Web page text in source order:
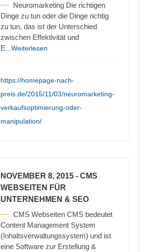
Neuromarketing Die richtigen
Dinge zu tun oder die Dinge richtig
zu tun, das ist der Unterschied
zwischen Effektivität und
E ...Weiterlesen
https://homepage-nach-
preis.de/2015/11/03/neuromarketing-
verkaufsoptimierung-oder-
manipulation/
NOVEMBER 8, 2015 - CMS
WEBSEITEN FÜR
UNTERNEHMEN & SEO
CMS Webseiten CMS bedeutet
Content Management System
(Inhaltsverwaltungssystem) und ist
eine Software zur Erstellung &